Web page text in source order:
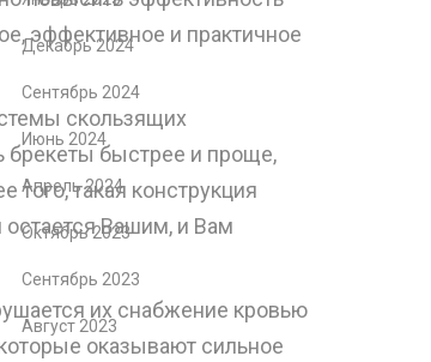
эффективное и практичное
скользящих
брекеты быстрее и проще,
такая конструкция
Вашим, и Вам
их снабжение кровью
оказывают сильное
Декабрь 2024
Сентябрь 2024
Июнь 2024
Апрель 2024
Октябрь 2023
Сентябрь 2023
Август 2023